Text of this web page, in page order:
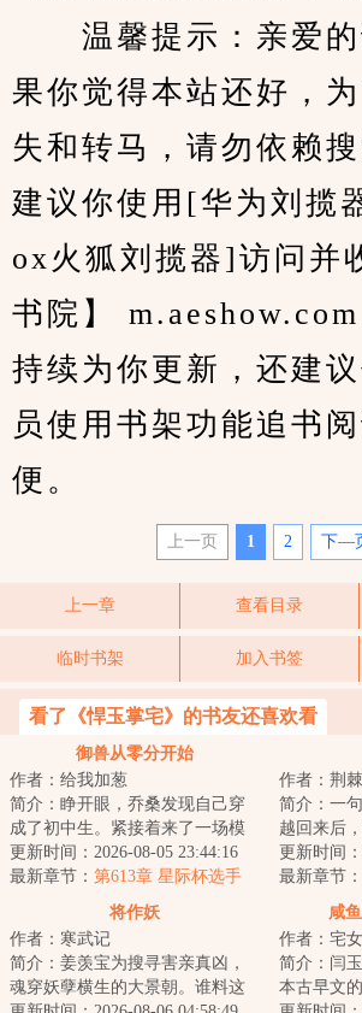
温馨提示：亲爱的
果你觉得本站还好，
失和转马，请勿依赖搜
建议你使用[华为刘揽
ox火狐刘揽器]访问并
书院】
持续为你更新，还建
员使用书架功能追书
便。
上一页 1 2 下—
上一章 查看目录
临时书架 加入书签
看了《悍玉掌宅》的书友还喜欢看
御兽从零分开始
作者：给我加葱
简介：睁开眼，乔桑发现自己穿
成了初中生。紧接着来了一场模
拟考。毕业她怕了吗？她怕
了……这考的都什么...
更新时间：2026-08-05 23:44:16
最新章节： 第613章 星际杯选手
作者：荆
简介：一
越回来后
卖菜了！
檀回到现
更新时间
最新章节：
将作妖
作者：寒武记
简介：姜羡宝为搜寻害亲真凶，
魂穿妖孽横生的大景朝。谁料这
咸
作者：宅
简介：闫
本古早文